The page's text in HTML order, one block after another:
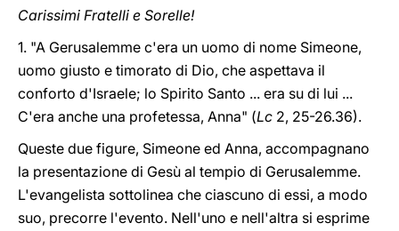
Carissimi Fratelli e Sorelle!
1. "A Gerusalemme c'era un uomo di nome Simeone,
uomo giusto e timorato di Dio, che aspettava il
conforto d'Israele; lo Spirito Santo ... era su di lui ...
C'era anche una profetessa, Anna" (Lc 2, 25-26.36).
Queste due figure, Simeone ed Anna, accompagnano
la presentazione di Gesù al tempio di Gerusalemme.
L'evangelista sottolinea che ciascuno di essi, a modo
suo, precorre l'evento. Nell'uno e nell'altra si esprime